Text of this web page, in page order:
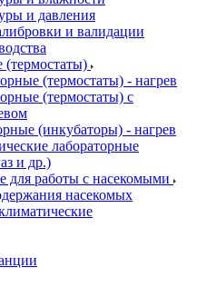
и давления
и валидации
(термостаты) - нагрев
(термостаты) с
(инкубаторы) - нагрев
лабораторные
и др.)
для работы с насекомыми
насекомых